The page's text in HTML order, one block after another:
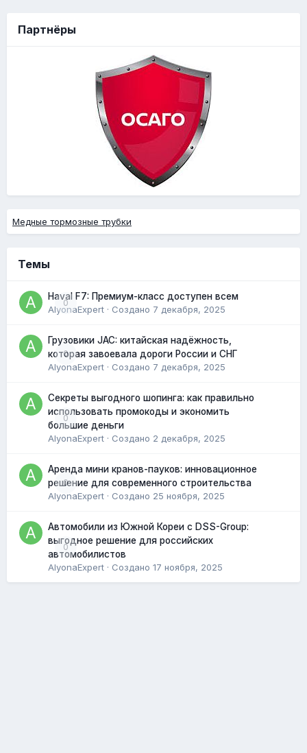
Партнёры
Медные тормозные трубки
Темы
0
Haval F7: Премиум-класс доступен всем
AlyonaExpert · Создано 7 декабря, 2025
0
Грузовики JAC: китайская надёжность,
которая завоевала дороги России и СНГ
AlyonaExpert · Создано 7 декабря, 2025
0
Секреты выгодного шопинга: как правильно
использовать промокоды и экономить
большие деньги
AlyonaExpert · Создано 2 декабря, 2025
0
Аренда мини кранов-пауков: инновационное
решение для современного строительства
AlyonaExpert · Создано 25 ноября, 2025
0
Автомобили из Южной Кореи с DSS-Group:
выгодное решение для российских
автомобилистов
AlyonaExpert · Создано 17 ноября, 2025